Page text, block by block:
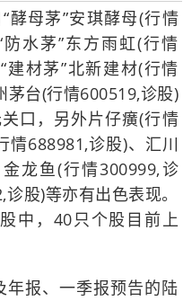
酵母茅”安琪酵母(行情
水茅”东方雨虹(行情
建材茅”北新建材(行情
茅台(行情600519,诊股)
口，另外片仔癀(行情
情688981,诊股)、汇川
龙鱼(行情300999,诊
股)等亦有出色表现。
中，40只个股目前上
报、一季报预告的陆